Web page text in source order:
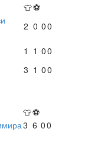
👕⚽
2 0 00
1 1 00
3 1 00
👕⚽
3 6 00